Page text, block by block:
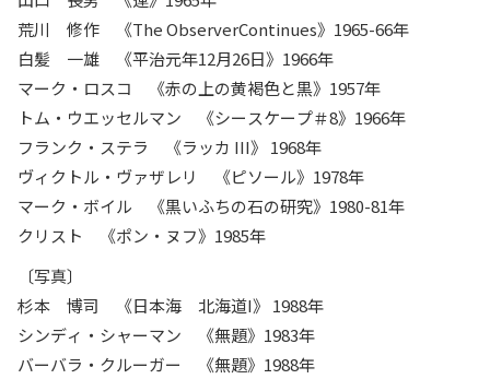
荒川 修作 《The ObserverContinues》1965-66年
白髪 一雄 《平治元年12月26日》1966年
マーク・ロスコ 《赤の上の黄褐色と黒》1957年
トム・ウエッセルマン 《シースケープ＃8》1966年
フランク・ステラ 《ラッカ III》 1968年
ヴィクトル・ヴァザレリ 《ピソール》1978年
マーク・ボイル 《黒いふちの石の研究》1980-81年
クリスト 《ポン・ヌフ》1985年
〔写真〕
杉本 博司 《日本海 北海道I》 1988年
シンディ・シャーマン 《無題》1983年
バーバラ・クルーガー 《無題》1988年